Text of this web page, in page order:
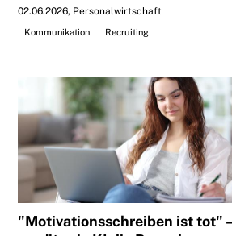
02.06.2026 Personalwirtschaft
Kommunikation
Recruiting
"Motivationsschreiben ist tot"